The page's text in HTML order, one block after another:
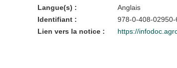
Langue(s) :
Anglais
Identifiant :
978-0-408-02950-
Lien vers la notice :
https://